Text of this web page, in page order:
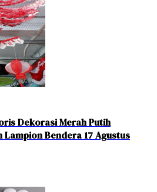
Dekorasi Merah Putih
Lampion Bendera 17 Agustus